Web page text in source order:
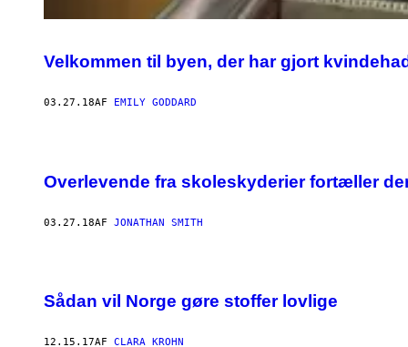
Velkommen til byen, der har gjort
03.27.18AF EMILY GODDARD
Overlevende fra skoleskyderier fortæller
03.27.18AF JONATHAN SMITH
Sådan vil Norge gøre stoffer lovlige
12.15.17AF CLARA KROHN